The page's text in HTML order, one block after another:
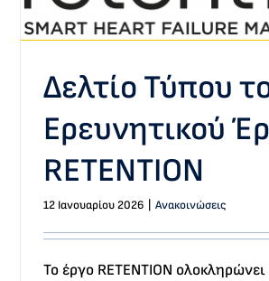
Δελτίο Τύπου
Ερευνητικού
RETENTION
12 Ιανουαρίου 2026 Ανακοινώσεις
Το έργο RETENTION ολοκληρώνει